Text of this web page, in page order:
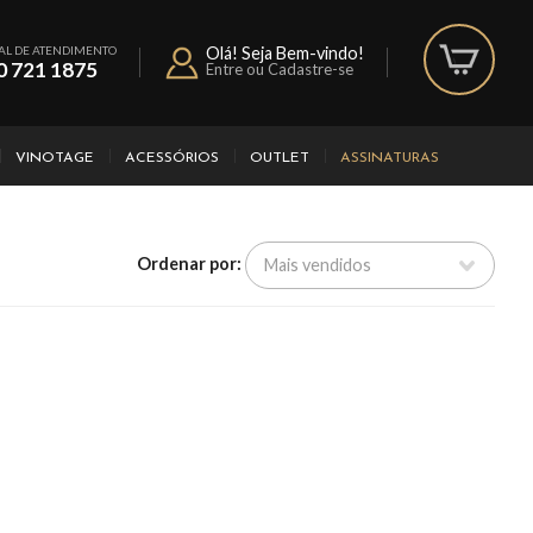
DE ATENDIMENTO
721 1875
Olá! Seja Bem-vindo!
Entre ou Cadastre-se
VINOTAGE ACESSÓRIOS OUTLET ASSINATURAS
Ordenar por: